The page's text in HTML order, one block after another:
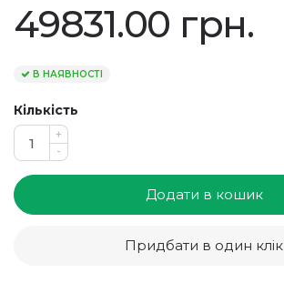
49831.00 грн.
В НАЯВНОСТІ
Кількість
+
-
Додати в кошик
Придбати в один клік